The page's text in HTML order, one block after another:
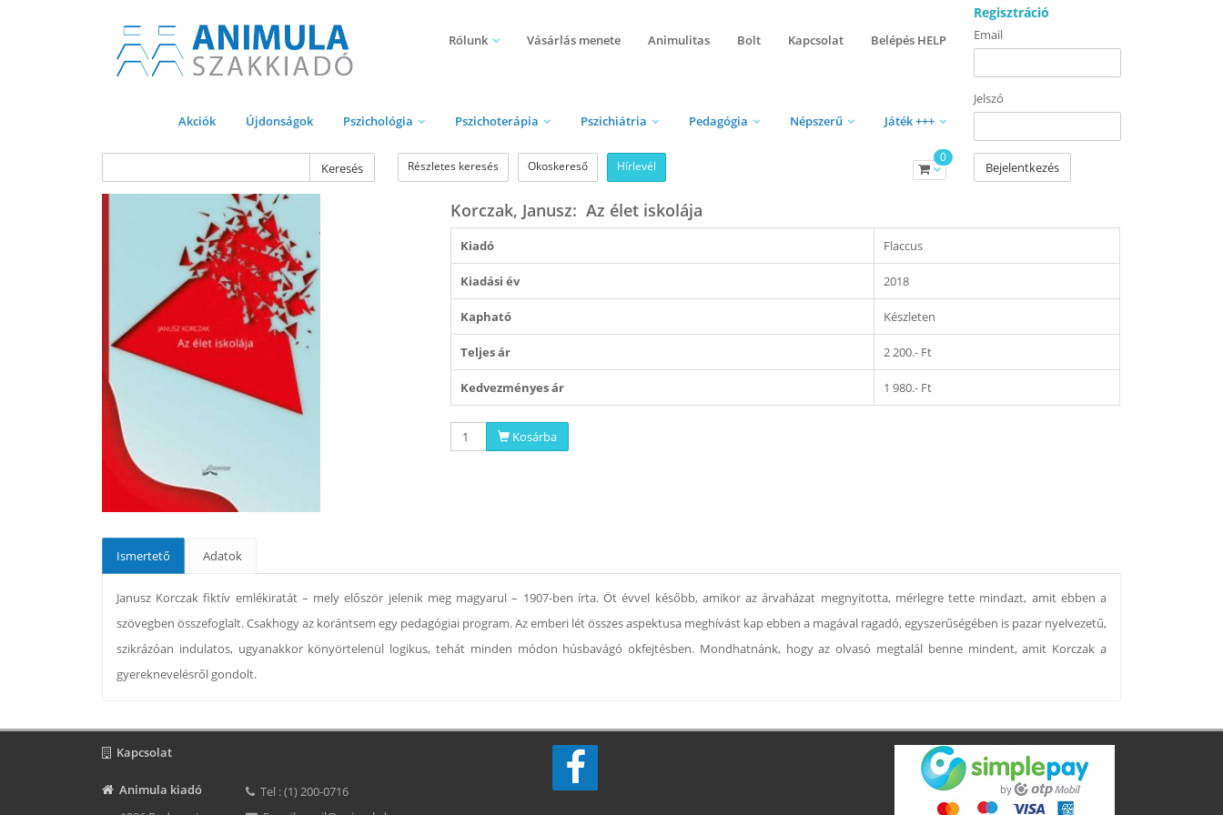
Rólunk Vásárlás menete Animulitas Bolt Kapcsolat Belépés HELP
Akciók Újdonságok Pszichológia Pszichoterápia Pszichiátria Pedagógia Népszerű Játék +++
Keresés Részletes keresés Okoskereső Hírlevél
0
Regisztráció
Email
Jelszó
Bejelentkezés
Korczak, Janusz: Az élet iskolája
Kiadó Flaccus
Kiadási év 2018
Kapható Készleten
Teljes ár 2 200.- Ft
Kedvezményes ár 1 980.- Ft
Kosárba
Ismertető Adatok
Janusz Korczak fiktív emlékiratát – mely először jelenik meg magyarul – 1907-ben írta. Öt évvel később, amikor az árvaházat megnyitotta, mérlegre tette mindazt, amit ebben a
szövegben összefoglalt. Csakhogy az korántsem egy pedagógiai program. Az emberi lét összes aspektusa meghívást kap ebben a magával ragadó, egyszerűségében is pazar nyelvezetű,
szikrázóan indulatos, ugyanakkor könyörtelenül logikus, tehát minden módon húsbavágó okfejtésben. Mondhatnánk, hogy az olvasó megtalál benne mindent, amit Korczak a
gyereknevelésről gondolt.
Kapcsolat
Animula kiadó
Tel : (1) 200-0716